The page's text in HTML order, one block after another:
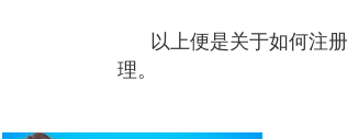
以上便是关于如何注
理。